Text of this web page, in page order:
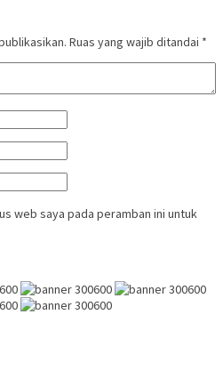
Ruas yang wajib ditandai *
web saya pada peramban ini untuk